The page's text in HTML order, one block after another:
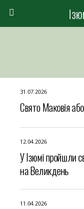
31.07.2026
Свято Маковія
12.04.2026
У Ізюмі пройшли
на Великдень
11.04.2026